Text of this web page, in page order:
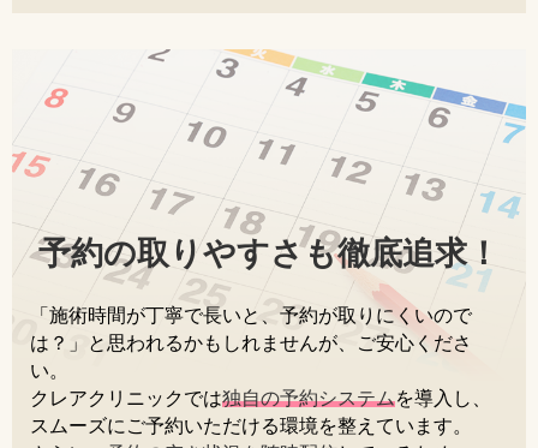
予約の取りやすさも徹底追求！
「施術時間が丁寧で長いと、予約が取りにくいので
は？」と思われるかもしれませんが、ご安心くださ
い。
クレアクリニックでは独自の予約システムを導入し、
スムーズにご予約いただける環境を整えています。